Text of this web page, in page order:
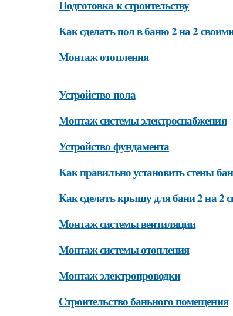
Подготовка к строительству
Как сделать пол в баню 2 на 2
Монтаж отопления
Устройство пола
Монтаж системы электроснабжения
Устройство фундамента
Как правильно установить стены
Как сделать крышу для бани 2 на 2
Монтаж системы вентиляции
Монтаж системы отопления
Монтаж электропроводки
Строительство баньного помещения